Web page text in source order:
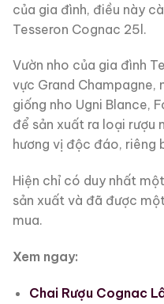
của gia đình, điều này
Tesseron Cognac 25l.
Vườn nho của gia đình
vực Grand Champagne,
giống nho Ugni Blance,
để sản xuất ra loại rượu
hương vị độc đáo, riêng
Hiện chỉ có duy nhất
sản xuất và đã được
mua.
Xem ngay:
Chai Rượu Cognac